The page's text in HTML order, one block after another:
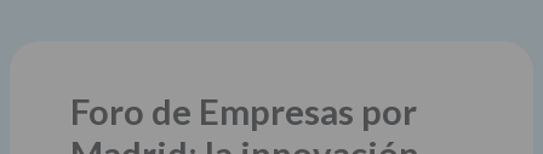
Foro de Empresas por